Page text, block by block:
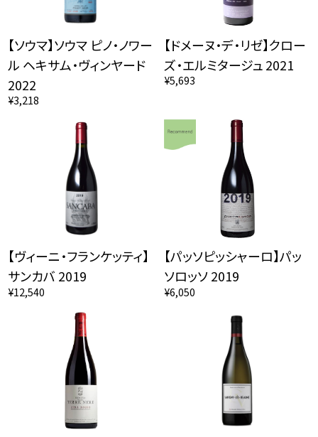
【ソウマ】ソウマ ピノ・ノワー
ル ヘキサム・ヴィンヤード
2022
¥3,218
【ドメーヌ・デ・リゼ】クロー
ズ・エルミタージュ 2021
¥5,693
【ヴィーニ・フランケッティ】
サンカバ 2019
¥12,540
【パッソピッシャーロ】パッ
ソロッソ 2019
¥6,050